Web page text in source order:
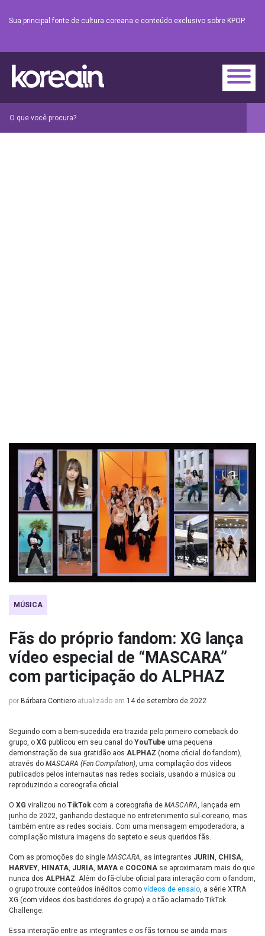
Sua principal fonte de cultura coreana e conteúdo exclusivo sobre KPOP.
MÚSICA
Fãs do próprio fandom: XG lança
vídeo especial de “MASCARA”
com participação do ALPHAZ
por Bárbara Contiero atualizado em 14 de setembro de 2022
Seguindo com a bem-sucedida era trazida pelo primeiro comeback do
grupo, o XG publicou em seu canal do YouTube uma pequena
demonstração de sua gratidão aos ALPHAZ (nome oficial do fandom),
através do MASCARA (Fan Compilation), uma compilação dos vídeos
publicados pelos internautas nas redes sociais, usando a música ou
reproduzindo a coreografia oficial.
O XG viralizou no TikTok com a coreografia de MASCARA, lançada em
junho de 2022, ganhando destaque no entretenimento sul-coreano, mas
também entre as redes sociais. Com uma mensagem empoderadora, a
compilação mistura imagens do septeto e seus queridos fãs.
Com as promoções do single MASCARA, as integrantes JURIN, CHISA,
HARVEY, HINATA, JURIA, MAYA e COCONA se aproximaram mais do que
nunca dos ALPHAZ. Além do fã-clube oficial para interação com o fandom,
o grupo trouxe conteúdos inéditos como vídeos de ensaio, a série XTRA
XG (com vídeos dos bastidores do grupo) e o tão aclamado TikTok
Challenge.
Essa interação entre as integrantes e os fãs tornou-se ainda mais